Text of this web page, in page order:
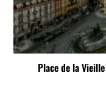
Place de la